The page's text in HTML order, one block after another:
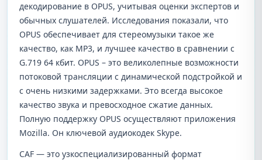
декодирование в OPUS, учитывая оценки экспертов и
обычных слушателей. Исследования показали, что
OPUS обеспечивает для стереомузыки такое же
качество, как MP3, и лучшее качество в сравнении с
G.719 64 кбит. OPUS – это великолепные возможности
потоковой трансляции с динамической подстройкой и
с очень низкими задержками. Это всегда высокое
качество звука и превосходное сжатие данных.
Полную поддержку OPUS осуществляют приложения
Mozilla. Он ключевой аудиокодек Skype.
CAF — это узкоспециализированный формат